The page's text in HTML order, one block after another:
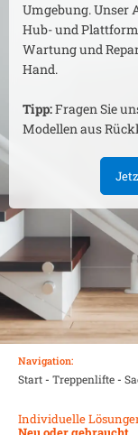
Umgebung. Unser
Hub- und
Wartung und
Hand.
Tipp:Fragen Sie
Modellen aus
Navigation:
Start- Treppenlifte-
Individuelle